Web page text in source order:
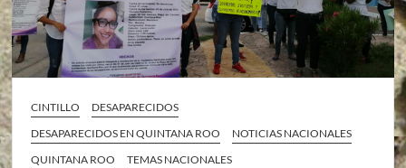
CINTILLO
DESAPARECIDOS
DESAPARECIDOS EN QUINTANA ROO
NOTICIAS NACIONALES
QUINTANA ROO
TEMAS NACIONALES